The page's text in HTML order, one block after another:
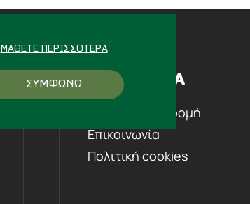
ΜΆΘΕΤΕ ΠΕΡΙΣΣΌΤΕΡΑ
ΣΥΜΦΩΝΩ Η ΕΤΑΙΡΕΙΑ
Ιστορική αναδρομή
Επικοινωνία
Πολιτική cookies